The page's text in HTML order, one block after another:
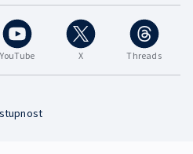
YouTube X Threads